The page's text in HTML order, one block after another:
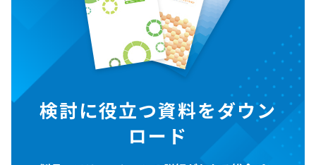
検討に役立つ資料をダウン
ロード